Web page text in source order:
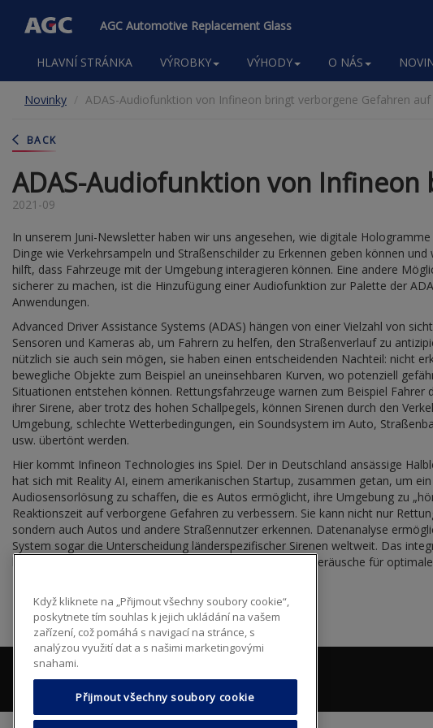
obsahu
AGC Automotive Replacement Glass
Main
navigation
HLAVNÍ STRÁNKA VÝROBKY VÝHODY O NÁS
Novinky ADAS-Audiofunktion von Infineon bringt verborgene Gefahren auf
BACK
ADAS-Audiofunktion von
2021-09
In unserem Juni-Newsletter haben wir uns angesehen, wie digitale
Dinge wie Verkehrsampeln und Straßenschilder zu Erkennen geben können und
hilft, dass Fahrzeuge mit der Umgebung interagieren können. Eine andere
sicherer zu machen, ist die Hinzufügung einer Audiofunktion zur Palette der
Anwendungen.
Advanced Driver Assistance Systems (ADAS) hängen von einer Vielzahl von
Sensoren und Kameras ab, um Fahrern zu helfen, den Straßenverlauf zu
nützlich sie auch sein mögen, sie haben einen entscheidenden Nachteil: nicht
bewegliche Objekte zum Beispiel an uneinsehbaren Kurven, wo potenziell
Situationen entstehen können. Rettungsfahrzeuge warnen zum Beispiel Fahrer
ihrer Sirene, aber trotz des hohen Schallpegels, können Sirenen durch den
Umgebung, schlechte Wetterbedingungen, ein Soundsystem im Auto,
usw. übertönt werden.
Hier kommt Infineon Technologies ins Spiel. Der in Deutschland ansässige
hat sich mit Reality AI, einem amerikanischen Startup, zusammen getan, um
Audiosensorlösung zu schaffen, die es Autos ermöglicht, ihre Umgebung zu
Reaktionszeit auf verborgene Gefahren zu verbessern. Sie kann nicht nur
sondern auch Autos und andere Straßennutzer erkennen. Datenanalyse
System sogar die Unterscheidung länderspezifischer Sirenen weltweit. Das
hält extreme Temperaturen aus und blendet Umgebungsgeräusche für
Když kliknete na „Přijmout všechny soubory cookie“,
poskytnete tím souhlas k jejich ukládání na vašem
zařízení, což pomáhá s navigací na stránce, s
analýzou využití dat a s našimi marketingovými
snahami.
Přijmout všechny soubory cookie